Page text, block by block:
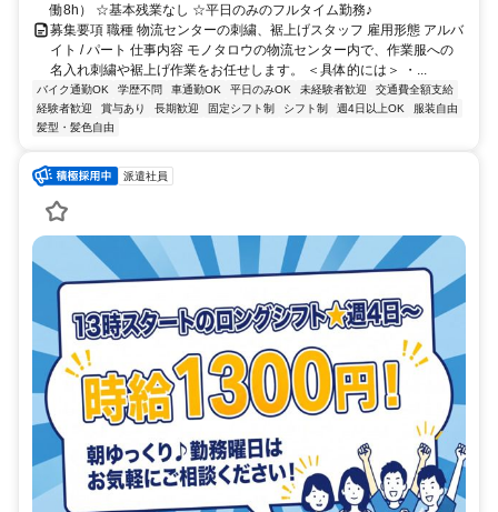
働8h） ☆基本残業なし ☆平日のみのフルタイム勤務♪
募集要項 職種 物流センターの刺繍、裾上げスタッフ 雇用形態 アルバ
イト / パート 仕事内容 モノタロウの物流センター内で、作業服への
名入れ刺繍や裾上げ作業をお任せします。 ＜具体的には＞ ・...
バイク通勤OK 学歴不問 車通勤OK 平日のみOK 未経験者歓迎
交通費全額支給
経験者歓迎
賞与あり 長期歓迎 固定シフト制 シフト制 週4日以上OK
服装自由
髪型・髪色自由
派遣社員